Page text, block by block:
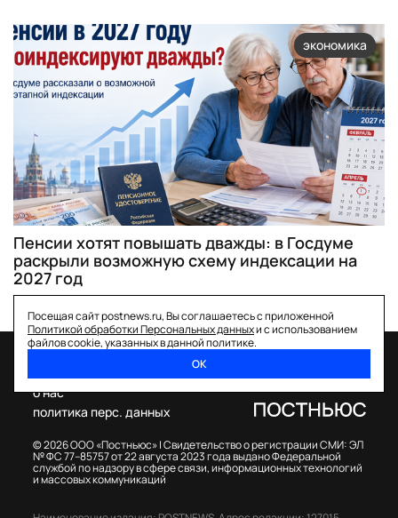
экономика
Пенсии хотят повышать дважды: в Госдуме
раскрыли возможную схему индексации на
2027 год
Посещая сайт postnews.ru, Вы соглашаетесь с приложенной
Политикой обработки Персональных данныхи с использованием
файлов cookie, указанных в данной политике.
ОК
© 2026 ООО «Постньюс» |Свидетельство о регистрации СМИ: ЭЛ
№ ФС 77–85757 от 22 августа 2023 года выдано Федеральной
службой по надзору в сфере связи, информационных технологий
и массовых коммуникаций
о нас
политика перс. данных